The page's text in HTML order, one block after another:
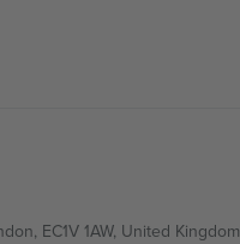
EC1V 1AW, United Kingdom